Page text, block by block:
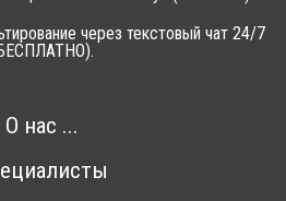
через текстовый чат 24/7
О нас ...